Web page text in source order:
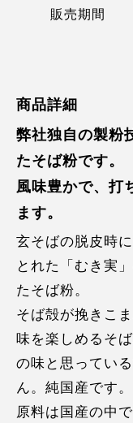
販売期間
商品詳細
弊社独自の製粉
たそば粉です。
風味豊かで、打
ます。
玄そばの脱皮時
とれた「むき実
たそば粉。
そば殻が挽きこ
味を楽しめるそ
の味と思ってい
ん。純国産です。
原料は国産の中